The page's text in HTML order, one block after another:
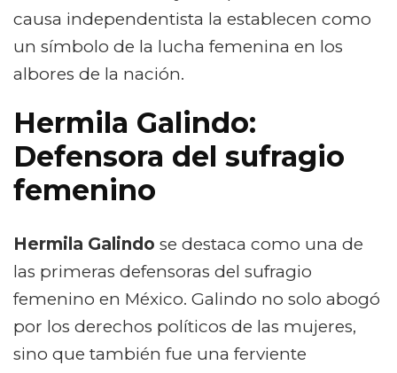
causa independentista la establecen como
un símbolo de la lucha femenina en los
albores de la nación.
Hermila Galindo:
Defensora del sufragio
femenino
Hermila Galindo se destaca como una de
las primeras defensoras del sufragio
femenino en México. Galindo no solo abogó
por los derechos políticos de las mujeres,
sino que también fue una ferviente